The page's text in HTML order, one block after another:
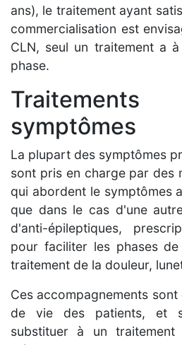
ans), le traitement ayant
commercialisation est
CLN, seul un traitement a
phase.
symptômes
La plupart des symptômes
sont pris en charge par des
qui abordent le symptômes
que dans le cas d'une
d'anti-épileptiques,
pour faciliter les phases de
traitement de la douleur,
Ces accompagnements
de vie des patients, et
substituer à un